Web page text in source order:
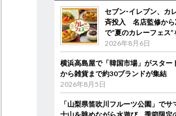
セブン‐イレブン、カ
斉投入 名店監修から
で“夏のカレーフェス”
2026年8月6日
横浜高島屋で「韓国市場」がスタ
から雑貨まで約30ブランドが集結
2026年8月5日
「山梨県笛吹川フルーツ公園」で